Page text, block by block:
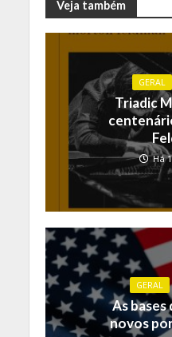
Veja também
GERAL
Triadic
Há
GERAL
As bases
novos